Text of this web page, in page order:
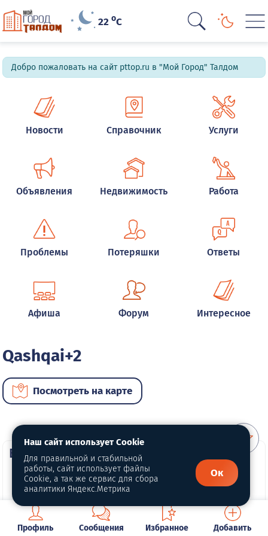
22oC
Добро пожаловать на сайт pttop.ru в "Мой Город" Талдом
Новости Справочник Услуги
Объявления Недвижимость Работа
Проблемы Потеряшки Ответы
Афиша Форум Интересное
Qashqai+2
Посмотреть на карте
ВИП автомобили
Профиль Сообщения Избранное Добавить
Наш сайт использует Cookie
Для правильной и стабильной
работы, сайт использует файлы
Cookie, а так же сервис для сбора
аналитики Яндекс.Метрика
Ок